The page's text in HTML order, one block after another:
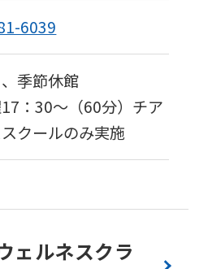
6039
季節休館
：30〜（60分）チア
クールのみ実施
ェルネスクラ